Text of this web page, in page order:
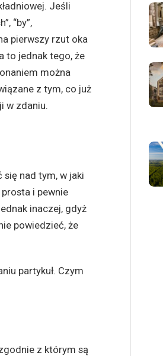
Jeśli
“by”,
pierwszy rzut oka
to jednak tego, że
można
z tym, co już
w zdaniu.
się nad tym, w jaki
i pewnie
inaczej, gdyż
powiedzieć, że
partykuł. Czym
z którym są